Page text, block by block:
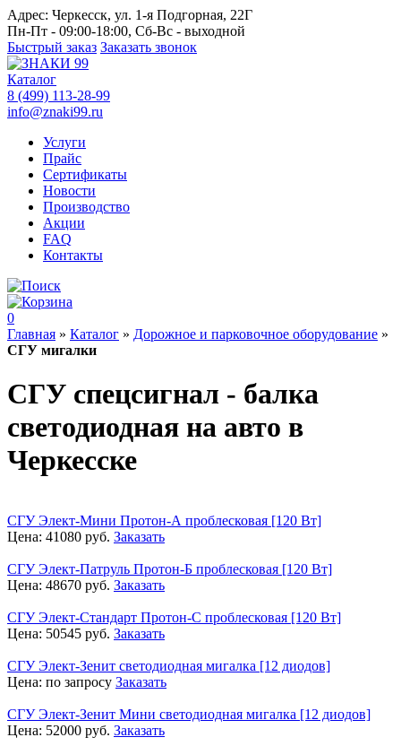
Адрес: Черкесск, ул. 1-я Подгорная, 22Г
Пн-Пт - 09:00-18:00, Сб-Вс - выходной
Быстрый заказ Заказать звонок
Каталог
8 (499) 113-28-99
info@znaki99.ru
Услуги
Прайс
Сертификаты
Новости
Производство
Акции
FAQ
Контакты
0
Главная » Каталог » Дорожное и парковочное оборудование »
СГУ мигалки
СГУ спецсигнал - балка
светодиодная на авто в
Черкесске
СГУ Элект-Мини Протон-А проблесковая [120 Вт]
Цена: 41080 руб. Заказать
СГУ Элект-Патруль Протон-Б проблесковая [120 Вт]
Цена: 48670 руб. Заказать
СГУ Элект-Стандарт Протон-С проблесковая [120 Вт]
Цена: 50545 руб. Заказать
СГУ Элект-Зенит светодиодная мигалка [12 диодов]
Цена: по запросу Заказать
СГУ Элект-Зенит Мини светодиодная мигалка [12 диодов]
Цена: 52000 руб. Заказать